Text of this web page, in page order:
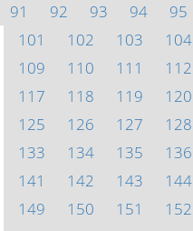
91
92 93 94 95
101
102 103 104
109
110 111 112
117
118 119 120
125
126 127 128
133
134 135 136
141
142 143 144
149
150 151 152